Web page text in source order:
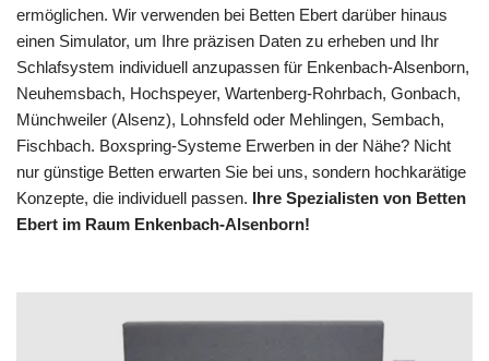
ermöglichen. Wir verwenden bei Betten Ebert darüber hinaus
einen Simulator, um Ihre präzisen Daten zu erheben und Ihr
Schlafsystem individuell anzupassen für Enkenbach-Alsenborn,
Neuhemsbach, Hochspeyer, Wartenberg-Rohrbach, Gonbach,
Münchweiler (Alsenz), Lohnsfeld oder Mehlingen, Sembach,
Fischbach. Boxspring-Systeme Erwerben in der Nähe? Nicht
nur günstige Betten erwarten Sie bei uns, sondern hochkarätige
Konzepte, die individuell passen. Ihre Spezialisten von Betten
Ebert im Raum Enkenbach-Alsenborn!